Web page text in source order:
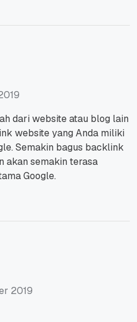
dari website atau blog lain
website yang Anda miliki
Semakin bagus backlink
akan semakin terasa
Google.
2019